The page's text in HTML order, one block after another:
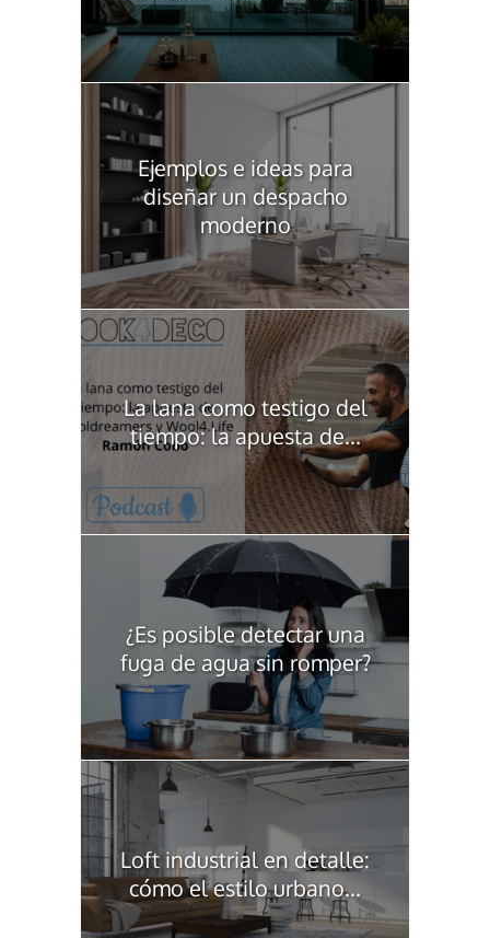
Ejemplos e ideas para
diseñar un despacho
moderno
La lana como testigo del
tiempo: la apuesta de...
¿Es posible detectar una
fuga de agua sin romper?
Loft industrial en detalle:
cómo el estilo urbano...